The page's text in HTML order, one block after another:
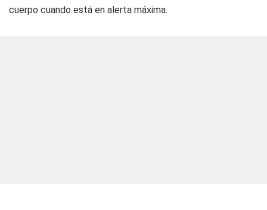
cuerpo cuando está en alerta máxima.